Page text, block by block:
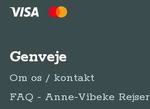
Genveje
Om os / kontakt
FAQ - Anne-Vibeke Rejser